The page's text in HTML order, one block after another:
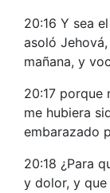
20:16 Y sea
asoló
mañana, y
20:17 porque
me hubiera
embarazado
20:18 ¿Para
y dolor, y que